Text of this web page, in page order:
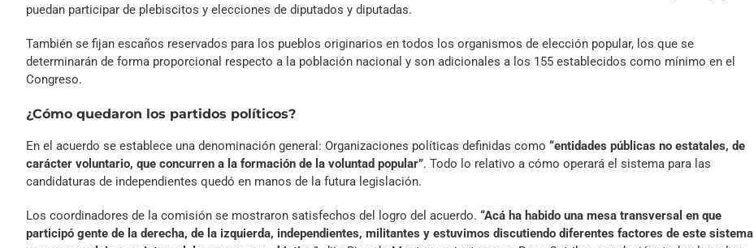
puedan participar de plebiscitos y elecciones de diputados y diputadas.
También se fijan escaños reservados para los pueblos originarios en todos los organismos de elección popular, los que se
determinarán de forma proporcional respecto a la población nacional y son adicionales a los 155 establecidos como mínimo en el
Congreso.
¿Cómo quedaron los partidos políticos?
En el acuerdo se establece una denominación general: Organizaciones políticas definidas como “entidades públicas no estatales, de
carácter voluntario, que concurren a la formación de la voluntad popular”. Todo lo relativo a cómo operará el sistema para las
candidaturas de independientes quedó en manos de la futura legislación.
Los coordinadores de la comisión se mostraron satisfechos del logro del acuerdo. “Acá ha habido una mesa transversal en que
participó gente de la derecha, de la izquierda, independientes, militantes y estuvimos discutiendo diferentes factores de este sistema